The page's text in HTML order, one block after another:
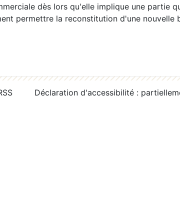
dès lors qu'elle implique une partie
permettre la reconstitution d'une nouvelle
Déclaration d'accessibilité :